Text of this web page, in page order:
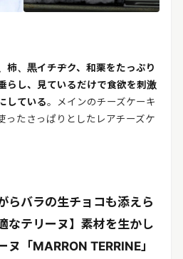
柿、黒イチヂク、和栗をたっぷり
らし、見ているだけで食欲を刺激
している。メインのチーズケーキ
ったさっぱりとしたレアチーズケ
らバラの生チョコも添えら
なテリーヌ】素材を生かし
ヌ「MARRON TERRINE」